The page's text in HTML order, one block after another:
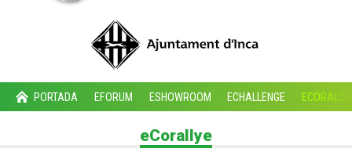
PORTADA EFORUM ESHOWROOM ECHALLENGE
eCorallye